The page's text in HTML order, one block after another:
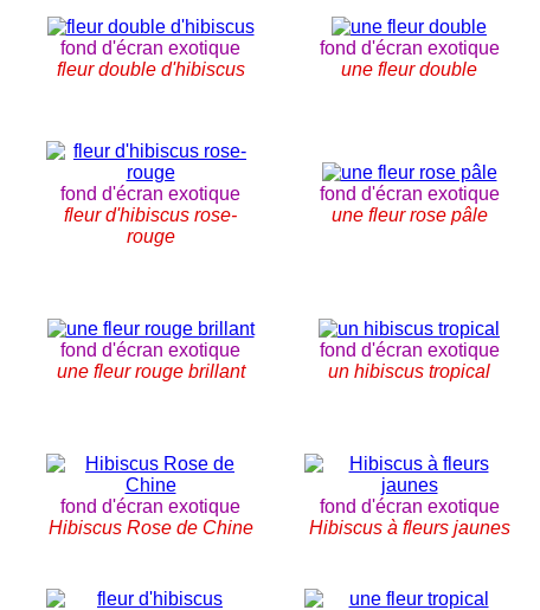
fond d'écran exotique
fleur double d'hibiscus
fond d'écran exotique
une fleur double
fond d'écran exotique
fleur d'hibiscus rose-
rouge
fond d'écran exotique
une fleur rose pâle
fond d'écran exotique
une fleur rouge brillant
fond d'écran exotique
un hibiscus tropical
fond d'écran exotique
Hibiscus Rose de Chine
fond d'écran exotique
Hibiscus à fleurs jaunes